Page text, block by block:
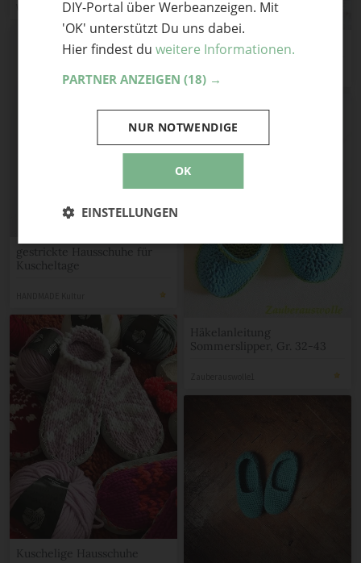
Häkelslipper
mein gehäkeltes Herz
Wert der Natur
gestrickte Hausschuhe für
Kuscheltage
Häkelanleitung
Sommerslipper, Gr. 32-43
Kuschelige Hausschuhe
DIY-Portal über Werbeanzeigen. Mit
'OK' unterstützt Du uns dabei.
Hier findest du weitere Informationen.
PARTNER ANZEIGEN (18) →
OK
NUR NOTWENDIGE
EINSTELLUNGEN